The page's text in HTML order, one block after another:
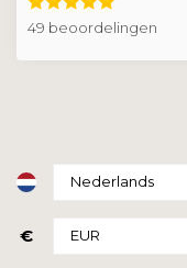
49 beoordelingen
€